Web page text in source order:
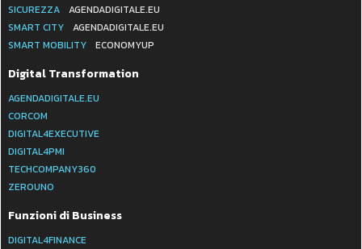
SICUREZZA
AGENDADIGITALE.EU
SMART CITY
AGENDADIGITALE.EU
SMART MOBILITY
ECONOMYUP
Digital Transformation
AGENDADIGITALE.EU
CORCOM
DIGITAL4EXECUTIVE
DIGITAL4PMI
TECHCOMPANY360
ZEROUNO
Funzioni di Business
DIGITAL4FINANCE